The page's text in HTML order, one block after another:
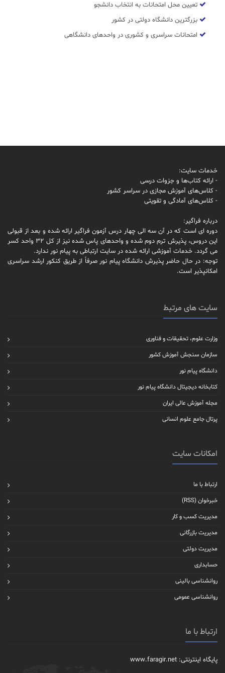
تعیین محل امتحانات به انتخاب دانشجو
بزرگترین دانشگاه دولتی در کشور
امتحانات سراسری و کشوری در واحدهای دانشگاهی
خدمات سایت:
- ارائه کتاب‌ها و جزوات درسی
- کلاس‌های آموزش مجازی در سراسر کشور
- کلاس‌های آمادگی و تقویتی
درباره فراگیر:
دوره ای است که در آن سه الی چهار درس آزمون فراگیر ارائه شده و بعد از قبولی
این دروس، پذیرش ترم دوم شده و واحدهای پاس شده نیز از کل 32 واحد کسر
می گردد. خدمات آموزشی ارائه شده در سایت ارتباطی به پیام نور ندارد.
توجه: در حال حاضر پذیرش دانشگاه پیام نور صرفاً از طریق کنکور ارشد سراسری
امکانپذیر است.
سایت های مرتبط
وزارت علوم، تحقیقات و فناوری
سازمان سنجش آموزش کشور
دانشگاه پیام نور
کتابخانه دیجیتال دانشگاه پیام نور
مجله آموزش عالی ایران
پرتال جامع علوم انسانی
امکانات سایت
ارتباط با ما
خبرخوان (RSS)
مدیریت کسب و کار
مدیریت بازرگانی
مدیریت دولتی
حسابداری
روانشناسی بالینی
روانشناسی عمومی
ارتباط با ما
پایگاه اینترنتی: www.faragir.net